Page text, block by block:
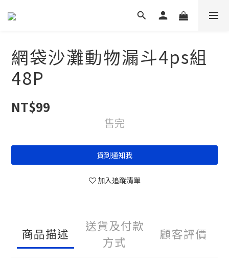
網袋沙灘動物漏斗4ps組
48P
NT$99
售完
貨到通知我
加入追蹤清單
商品描述
送貨及付款
方式
顧客評價